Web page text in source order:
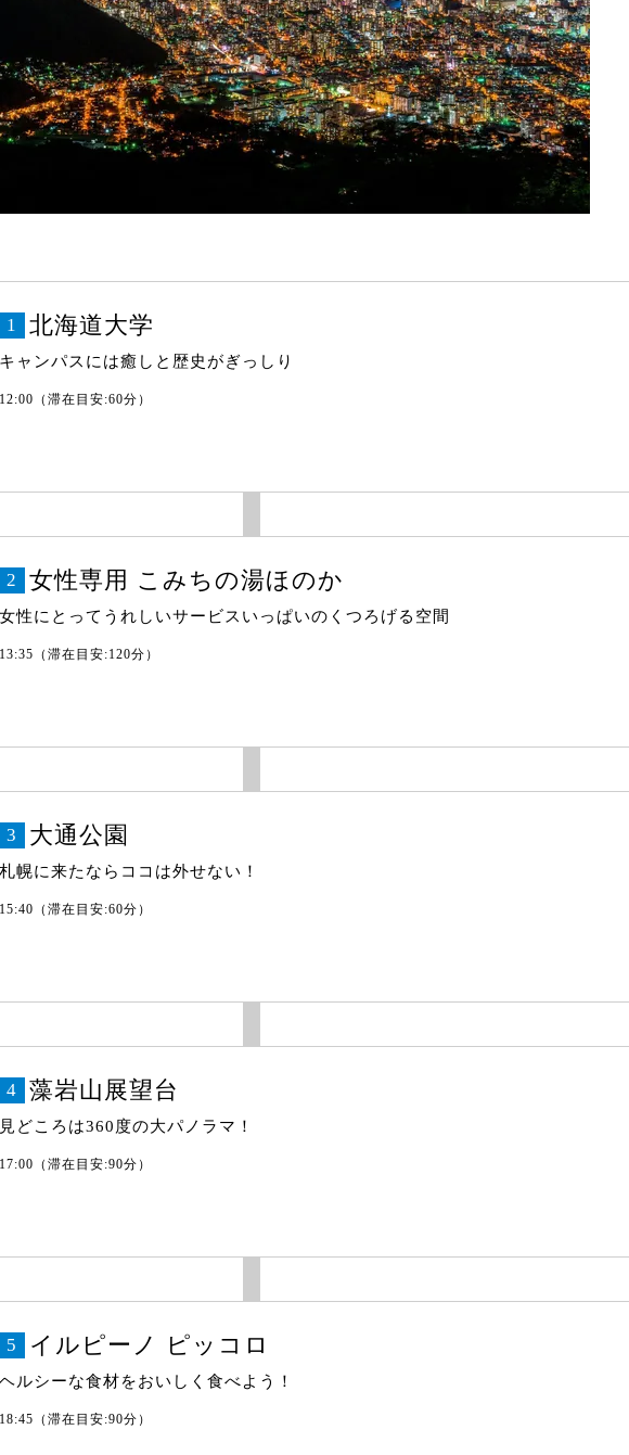
1 北海道大学
キャンパスには癒しと歴史がぎっしり
12:00（滞在目安:60分）
2 女性専用 こみちの湯ほのか
女性にとってうれしいサービスいっぱいのくつろげる空間
13:35（滞在目安:120分）
3 大通公園
札幌に来たならココは外せない！
15:40（滞在目安:60分）
4 藻岩山展望台
見どころは360度の大パノラマ！
17:00（滞在目安:90分）
5 イルピーノ ピッコロ
ヘルシーな食材をおいしく食べよう！
18:45（滞在目安:90分）